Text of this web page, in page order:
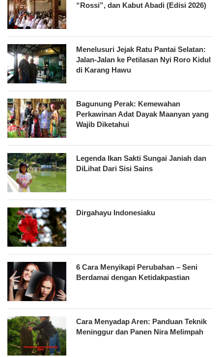
“Rossi”, dan Kabut Abadi (Edisi 2026)
Menelusuri Jejak Ratu Pantai Selatan:
Jalan-Jalan ke Petilasan Nyi Roro Kidul
di Karang Hawu
Bagunung Perak: Kemewahan
Perkawinan Adat Dayak Maanyan yang
Wajib Diketahui
Legenda Ikan Sakti Sungai Janiah dan
DiLihat Dari Sisi Sains
Dirgahayu Indonesiaku
6 Cara Menyikapi Perubahan – Seni
Berdamai dengan Ketidakpastian
Cara Menyadap Aren: Panduan Teknik
Meninggur dan Panen Nira Melimpah